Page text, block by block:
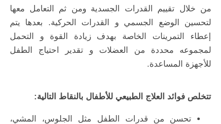
من خلال تقييم القدرات الجسدية ومن ثم التعامل معها
لتحسين الوضع الجسمي و القدرات الحركية. بعدها يتم
إعطاء التمرينات الخاصة بهدف زيادة القوة و التحمل
لمجموعه محددة من العضلات و تقدير احتياج الطفل
للأجهزة المساعدة.
تتخلص فوائد العلاج الطبيعي للأطفال بالنقاط التالية:
تحسن من قدرات الطفل مثل الجلوس، المشي،